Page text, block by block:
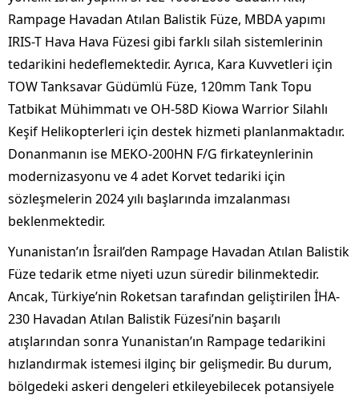
Rampage Havadan Atılan Balistik Füze, MBDA yapımı
IRIS-T Hava Hava Füzesi gibi farklı silah sistemlerinin
tedarikini hedeflemektedir. Ayrıca, Kara Kuvvetleri için
TOW Tanksavar Güdümlü Füze, 120mm Tank Topu
Tatbikat Mühimmatı ve OH-58D Kiowa Warrior Silahlı
Keşif Helikopterleri için destek hizmeti planlanmaktadır.
Donanmanın ise MEKO-200HN F/G firkateynlerinin
modernizasyonu ve 4 adet Korvet tedariki için
sözleşmelerin 2024 yılı başlarında imzalanması
beklenmektedir.
Yunanistan’ın İsrail’den Rampage Havadan Atılan Balistik
Füze tedarik etme niyeti uzun süredir bilinmektedir.
Ancak, Türkiye’nin Roketsan tarafından geliştirilen İHA-
230 Havadan Atılan Balistik Füzesi’nin başarılı
atışlarından sonra Yunanistan’ın Rampage tedarikini
hızlandırmak istemesi ilginç bir gelişmedir. Bu durum,
bölgedeki askeri dengeleri etkileyebilecek potansiyele